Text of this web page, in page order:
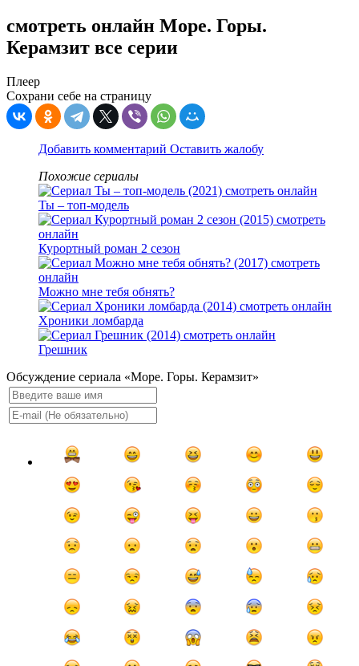
смотреть онлайн Море. Горы.
Керамзит все серии
Плеер
Сохрани себе на страницу
Добавить комментарий Оставить жалобу
Похожие сериалы
Ты – топ-модель
Курортный роман 2 сезон
Можно мне тебя обнять?
Хроники ломбарда
Грешник
Обсуждение сериала «Море. Горы. Керамзит»